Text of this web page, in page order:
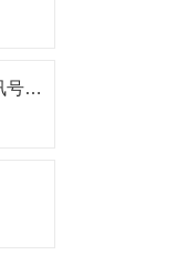
ECG心电讯号与PPG光体积讯号验证测试